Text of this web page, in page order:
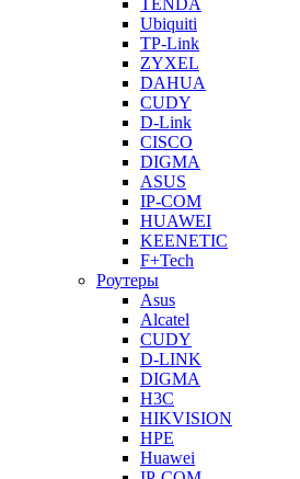
TENDA
Ubiquiti
TP-Link
ZYXEL
DAHUA
CUDY
D-Link
CISCO
DIGMA
ASUS
IP-COM
HUAWEI
KEENETIC
F+Tech
Роутеры
Asus
Alcatel
CUDY
D-LINK
DIGMA
H3C
HIKVISION
HPE
Huawei